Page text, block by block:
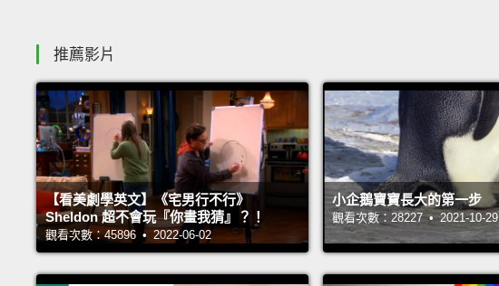
推薦影片
【看美劇學英文】《宅男行不行》
Sheldon 超不會玩『你畫我猜』？！
觀看次數：45896 • 2022-06-02
小企鵝寶寶長大的第一步
觀看次數：28227 • 2021-10-29